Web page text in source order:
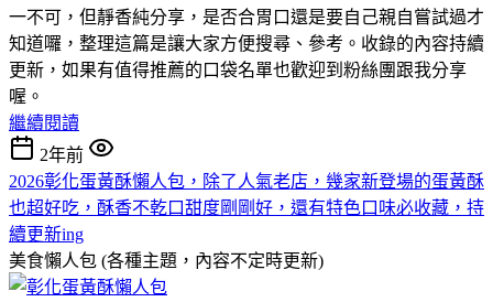
一不可，但靜香純分享，是否合胃口還是要自己親自嘗試過才
知道囉，整理這篇是讓大家方便搜尋、參考。收錄的內容持續
更新，如果有值得推薦的口袋名單也歡迎到粉絲團跟我分享
喔。
繼續閱讀
2年前
2026彰化蛋黃酥懶人包，除了人氣老店，幾家新登場的蛋黃酥
也超好吃，酥香不乾口甜度剛剛好，還有特色口味必收藏，持
續更新ing
美食懶人包 (各種主題，內容不定時更新)